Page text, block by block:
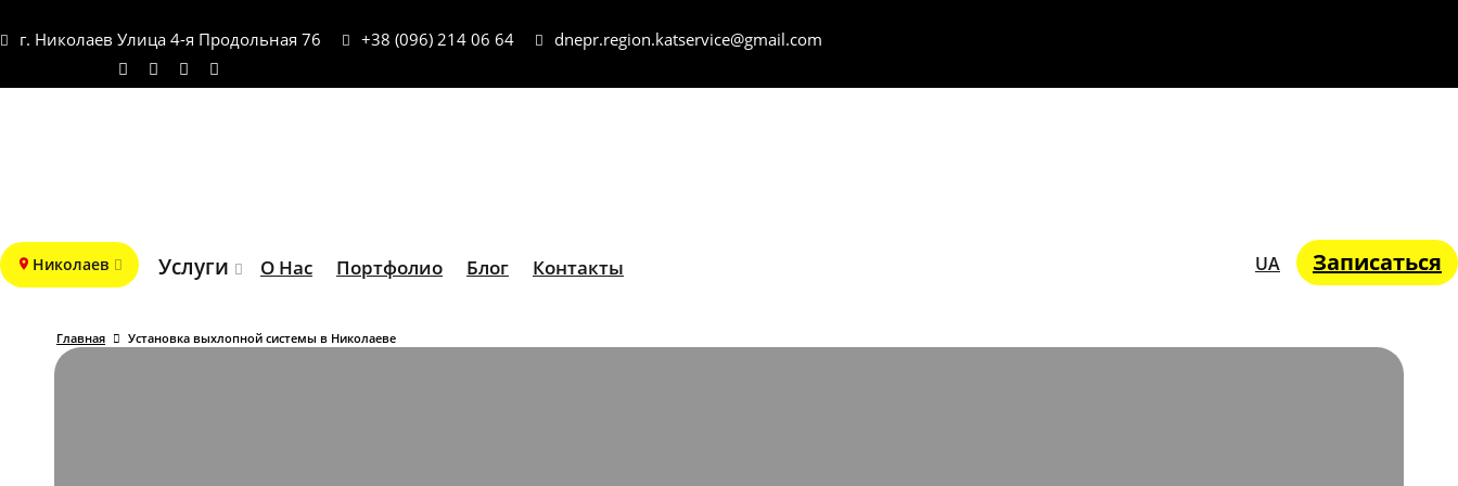
г. Николаев Улица 4-я Продольная 76 +38 (096) 214 06 64 dnepr.region.katservice@gmail.com
Николаев Услуги О Нас Портфолио Блог Контакты UA Записаться
Главная Установка выхлопной системы в Николаеве